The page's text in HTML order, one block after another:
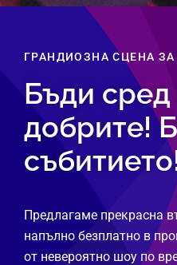
ГРАНДИОЗНА СЦЕНА
Бъди сред
добрите!
Предлагаме прекрасна
напълно безплатно в
от невероятно шоу по